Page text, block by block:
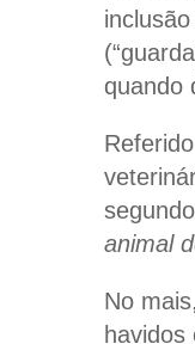
quando
animal
No
havidos